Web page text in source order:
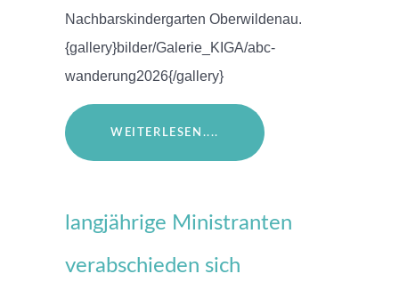
Nachbarskindergarten Oberwildenau.
{gallery}bilder/Galerie_KIGA/abc-
wanderung2026{/gallery}
WEITERLESEN....
langjährige Ministranten
verabschieden sich